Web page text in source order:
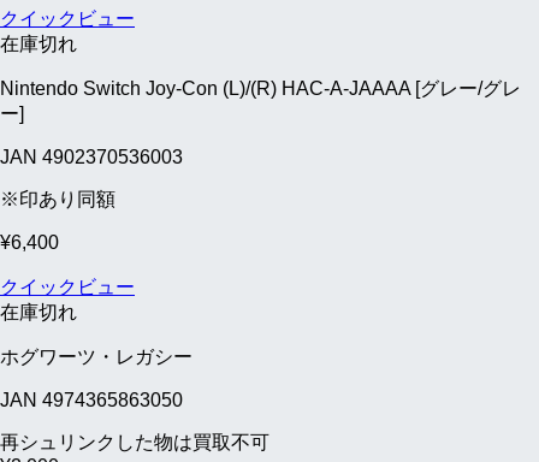
クイックビュー
在庫切れ
Nintendo Switch Joy-Con (L)/(R) HAC-A-JAAAA [グレー/グレ
ー]
JAN 4902370536003
※印あり同額
¥6,400
クイックビュー
在庫切れ
ホグワーツ・レガシー
JAN 4974365863050
再シュリンクした物は買取不可